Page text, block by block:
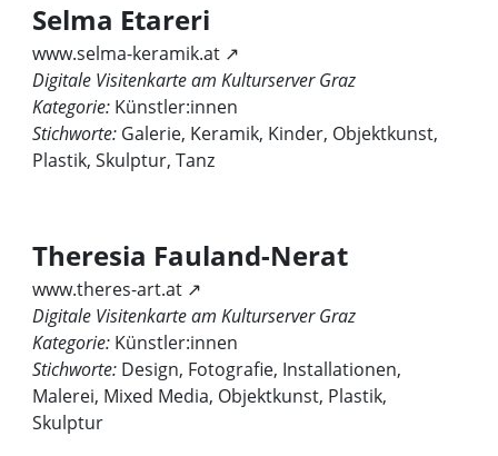
Selma Etareri
www.selma-keramik.at ↗
Digitale Visitenkarte am Kulturserver Graz
Kategorie: Künstler:innen
Stichworte: Galerie, Keramik, Kinder, Objektkunst,
Plastik, Skulptur, Tanz
Theresia Fauland-Nerat
www.theres-art.at ↗
Digitale Visitenkarte am Kulturserver Graz
Kategorie: Künstler:innen
Stichworte: Design, Fotografie, Installationen,
Malerei, Mixed Media, Objektkunst, Plastik,
Skulptur